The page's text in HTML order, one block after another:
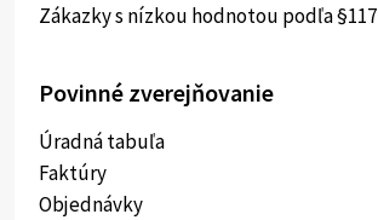
Zákazky s nízkou hodnotou podľa §117
Povinné zverejňovanie
Úradná tabuľa
Faktúry
Objednávky